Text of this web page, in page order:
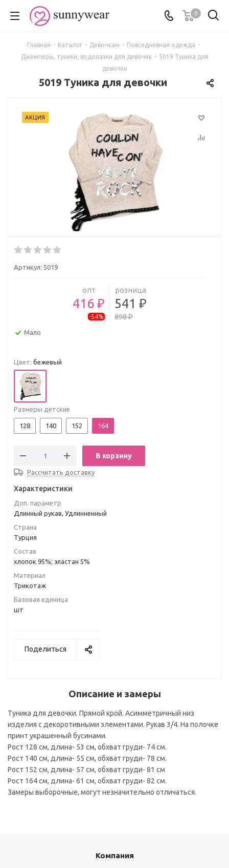
0
Главная - Каталог - Девочкам - Повседневная одежда -
Джемперы, туники, водолазки для девочек - 5019 Туника для
девочки
5019 Туника для девочки
АКЦИЯ
Артикул: 5019
опт
416 ₽
-54%
розница
541 ₽
898 ₽
Мало
Цвет: бежевый
Размеры детские
128 140 152 164
В корзину
Рассчитать доставку
Характеристики
Доп. параметр
Длинный рукав, Удлинненный
Страна
Турция
Состав
хлопок 95%; эластан 5%
Материал
Трикотаж
Базовая единица
шт
Поделиться
Описание и замеры
Туника для девочки. Прямой крой. Асимметричный низ
изделия с декоротивными элементами. Рукав 3/4. На полочке
принт украшенный бусинами.
Рост 128 см, длина- 53 см, обхват груди- 74 см.
Рост 140 см, длина- 55 см, обхват груди- 78 см.
Рост 152 см, длина- 57 см, обхват груди- 81 см
Рост 164 см, длина- 61 см, обхват груди- 82 см.
Замеры выборочные, могут незначительно отличаться.
Компания